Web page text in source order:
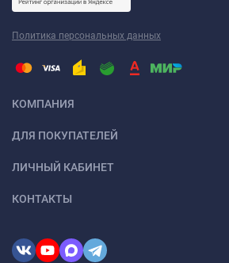
Политика персональных данных
КОМПАНИЯ
ДЛЯ ПОКУПАТЕЛЕЙ
ЛИЧНЫЙ КАБИНЕТ
КОНТАКТЫ